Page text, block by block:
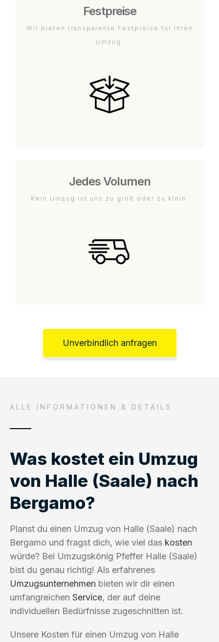
Festpreise
Wir bieten transparente Festpreise für Ihren
Umzug.
Jedes Volumen
Kein Umzug ist uns zu groß oder zu klein.
Unverbindlich anfragen
ALLE INFORMATIONEN & DETAILS
Was kostet ein Umzug
von Halle (Saale) nach
Bergamo?
Planst du einen Umzug von Halle (Saale) nach
Bergamo und fragst dich, wie viel das kosten
würde? Bei Umzugskönig Pfeffer Halle (Saale)
bist du genau richtig! Als erfahrenes
Umzugsunternehmen bieten wir dir einen
umfangreichen Service, der auf deine
individuellen Bedürfnisse zugeschnitten ist.
Unsere Kosten für einen Umzug von Halle